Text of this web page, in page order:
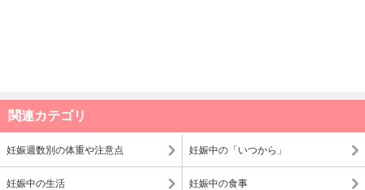
関連カテゴリ
妊娠週数別の体重や注意点 妊娠中の「いつから」
妊娠中の生活 妊娠中の食事